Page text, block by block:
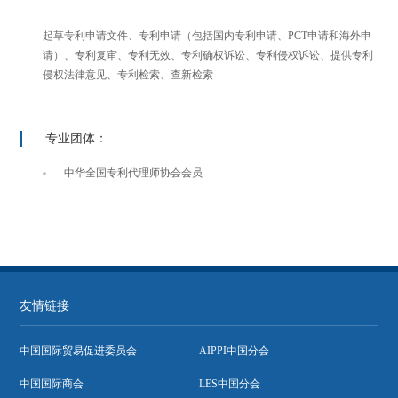
起草专利申请文件、专利申请（包括国内专利申请、PCT申请和海外申
请）、专利复审、专利无效、专利确权诉讼、专利侵权诉讼、提供专利
侵权法律意见、专利检索、查新检索
专业团体：
中华全国专利代理师协会会员
友情链接
中国国际贸易促进委员会 AIPPI中国分会
中国国际商会 LES中国分会